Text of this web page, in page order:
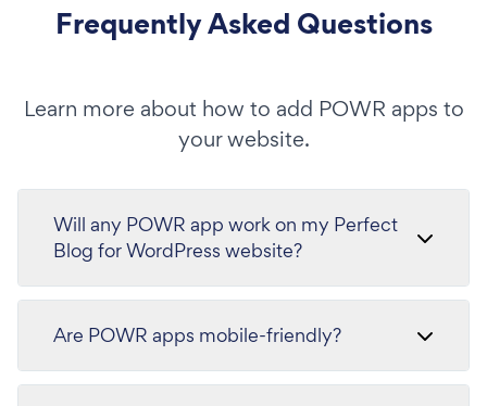
Frequently Asked Questions
Learn more about how to add POWR apps to
your website.
Will any POWR app work on my Perfect
Blog for WordPress website?
Are POWR apps mobile-friendly?